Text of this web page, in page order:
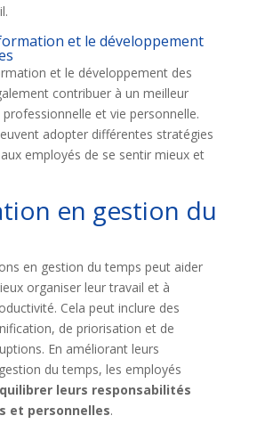
et le développement
et le développement des
contribuer à un meilleur
et vie personnelle.
adopter différentes stratégies
employés de se sentir mieux et
en gestion du
en gestion du temps peut aider
organiser leur travail et à
Cela peut inclure des
de priorisation et de
En améliorant leurs
du temps, les employés
leurs responsabilités
et personnelles.